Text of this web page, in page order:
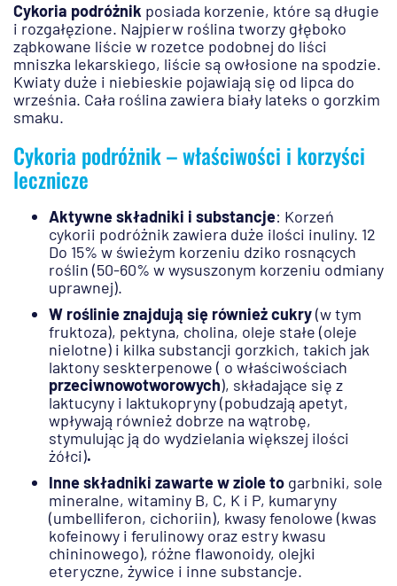
Cykoria podróżnik posiada korzenie, które są długie
i rozgałęzione. Najpierw roślina tworzy głęboko
ząbkowane liście w rozetce podobnej do liści
mniszka lekarskiego, liście są owłosione na spodzie.
Kwiaty duże i niebieskie pojawiają się od lipca do
września. Cała roślina zawiera biały lateks o gorzkim
smaku.
Cykoria podróżnik – właściwości i korzyści
lecznicze
Aktywne składniki i substancje: Korzeń
cykorii podróżnik zawiera duże ilości inuliny. 12
Do 15% w świeżym korzeniu dziko rosnących
roślin (50-60% w wysuszonym korzeniu odmiany
uprawnej).
W roślinie znajdują się również cukry(w tym
fruktoza), pektyna, cholina, oleje stałe (oleje
nielotne) i kilka substancji gorzkich, takich jak
laktony seskterpenowe ( o właściwościach
przeciwnowotworowych), składające się z
laktucyny i laktukopryny (pobudzają apetyt,
wpływają również dobrze na wątrobę,
stymulując ją do wydzielania większej ilości
żółci).
Inne składniki zawarte w ziole to garbniki, sole
mineralne, witaminy B, C, K i P, kumaryny
(umbelliferon, cichoriin), kwasy fenolowe (kwas
kofeinowy i ferulinowy oraz estry kwasu
chininowego), różne flawonoidy, olejki
eteryczne, żywice i inne substancje.